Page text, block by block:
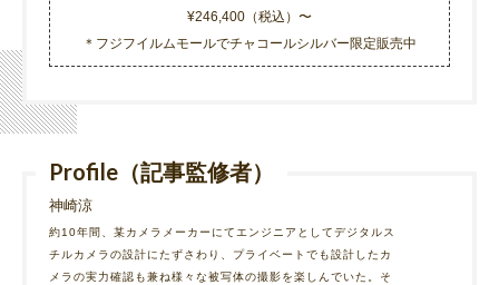
¥246,400（税込）〜
＊フジフイルムモールでチャコールシルバー限定販売中
Profile（記事監修者）
神崎涼
約10年間、某カメラメーカーにてエンジニアとしてデジタルス
チルカメラの設計にたずさわり、プライベートでも設計したカ
メラの実力確認も兼ね様々な被写体の撮影を楽しんでいた。そ